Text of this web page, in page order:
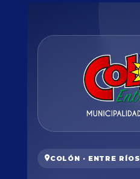
COLÓN · ENTRE RÍOS